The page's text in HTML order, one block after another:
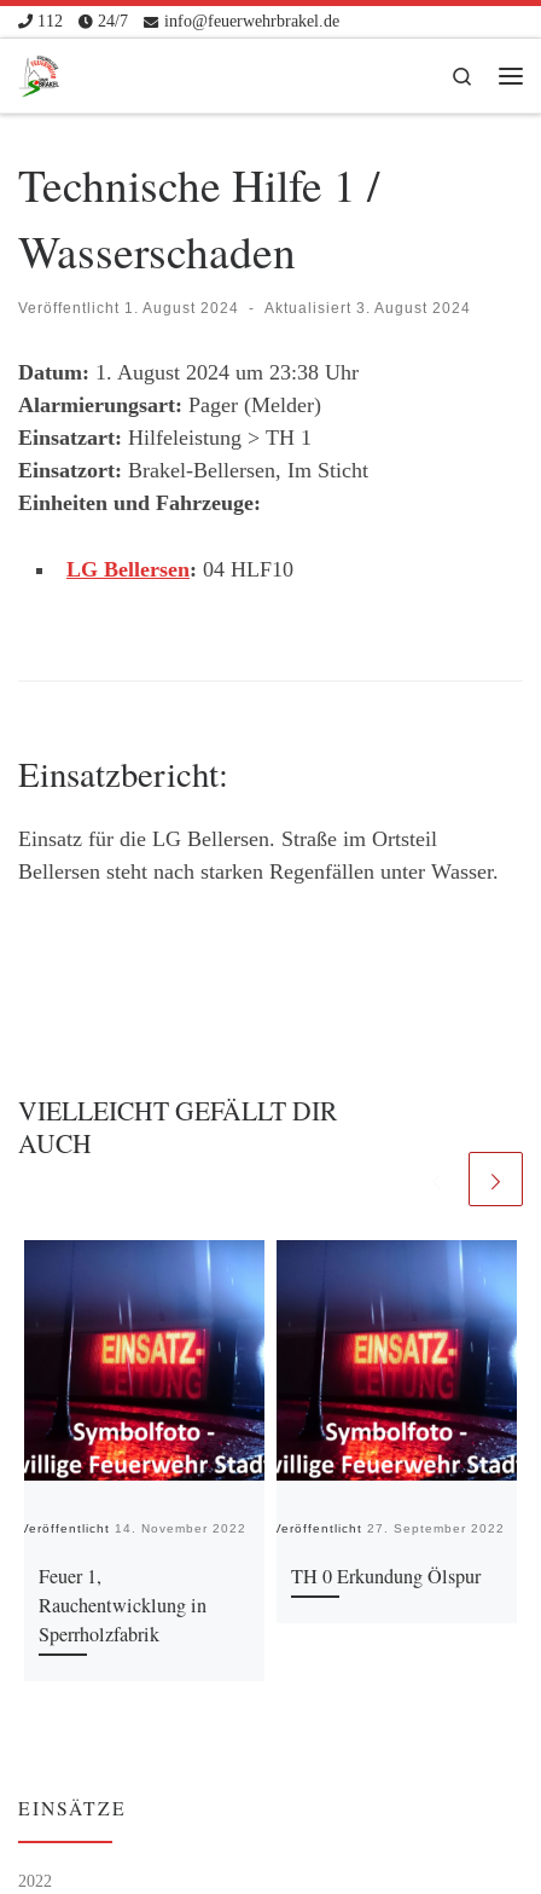
Zum Inhalt springen
112 24/7 info@feuerwehrbrakel.de
Search
Technische Hilfe 1 /
Wasserschaden
Veröffentlicht 1. August 2024 - Aktualisiert 3. August 2024
Datum: 1. August 2024 um 23:38 Uhr
Alarmierungsart: Pager (Melder)
Einsatzart: Hilfeleistung > TH 1
Einsatzort: Brakel-Bellersen, Im Sticht
Einheiten und Fahrzeuge:
LG Bellersen: 04 HLF10
Einsatzbericht:
Einsatz für die LG Bellersen. Straße im Ortsteil
Bellersen steht nach starken Regenfällen unter Wasser.
VIELLEICHT GEFÄLLT DIR
AUCH
Veröffentlicht 14. November 2022
Feuer 1,
Rauchentwicklung in
Sperrholzfabrik
Veröffentlicht 27. September 2022
TH 0 Erkundung Ölspur
EINSÄTZE
2022